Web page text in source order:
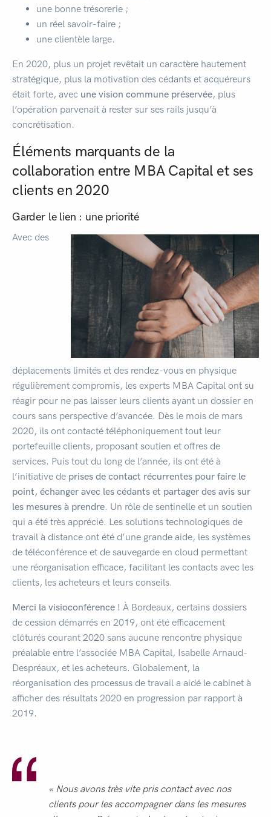
une bonne trésorerie ;
un réel savoir-faire ;
une clientèle large.
En 2020, plus un projet revêtait un caractère hautement
stratégique, plus la motivation des cédants et acquéreurs
était forte, avec une vision commune préservée, plus
l’opération parvenait à rester sur ses rails jusqu’à
concrétisation.
Éléments marquants de la
collaboration entre MBA Capital et ses
clients en 2020
Garder le lien : une priorité
Avec des
déplacements limités et des rendez-vous en physique
régulièrement compromis, les experts MBA Capital ont su
réagir pour ne pas laisser leurs clients ayant un dossier en
cours sans perspective d’avancée. Dès le mois de mars
2020, ils ont contacté téléphoniquement tout leur
portefeuille clients, proposant soutien et offres de
services. Puis tout du long de l’année, ils ont été à
l’initiative de prises de contact récurrentes pour faire le
point, échanger avec les cédants et partager des avis sur
les mesures à prendre. Un rôle de sentinelle et un soutien
qui a été très apprécié. Les solutions technologiques de
travail à distance ont été d’une grande aide, les systèmes
de téléconférence et de sauvegarde en cloud permettant
une réorganisation efficace, facilitant les contacts avec les
clients, les acheteurs et leurs conseils.
Merci la visioconférence ! À Bordeaux, certains dossiers
de cession démarrés en 2019, ont été efficacement
clôturés courant 2020 sans aucune rencontre physique
préalable entre l’associée MBA Capital, Isabelle Arnaud-
Despréaux, et les acheteurs. Globalement, la
réorganisation des processus de travail a aidé le cabinet à
afficher des résultats 2020 en progression par rapport à
2019.
« Nous avons très vite pris contact avec nos
clients pour les accompagner dans les mesures